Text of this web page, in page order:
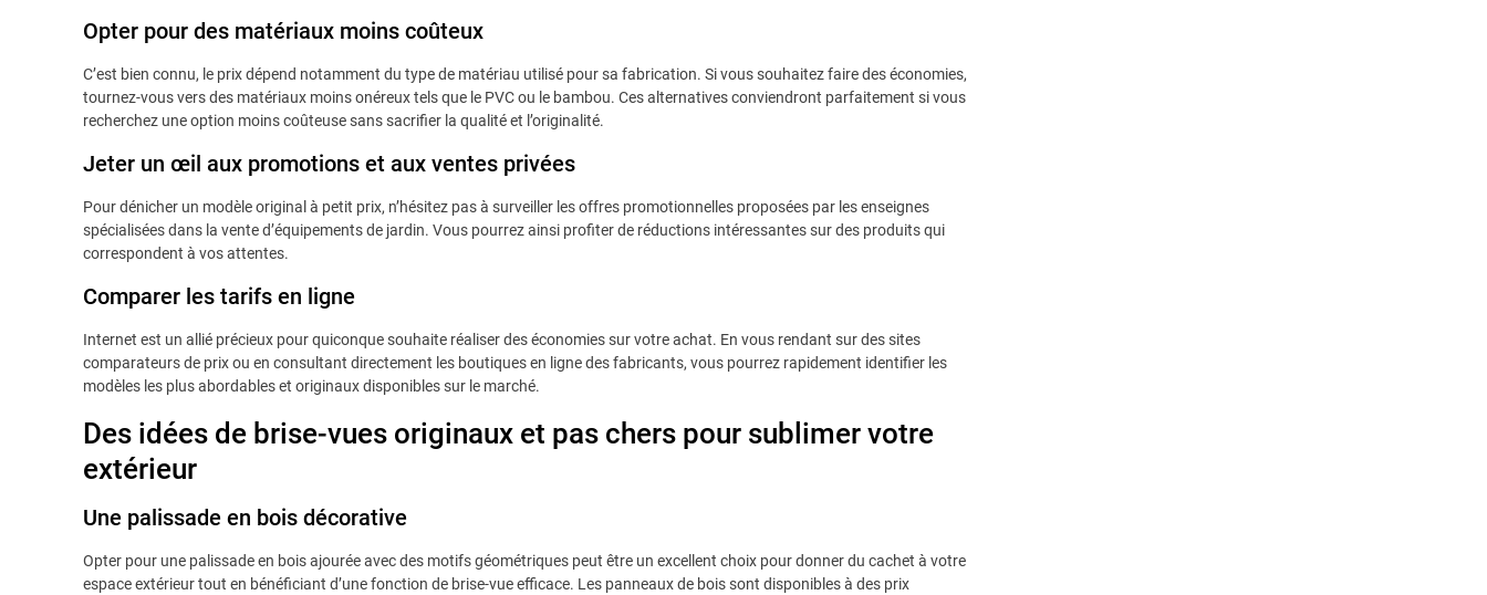
Opter pour des matériaux moins coûteux
C’est bien connu, le prix dépend notamment du type de matériau utilisé pour sa fabrication. Si vous souhaitez faire des économies,
tournez-vous vers des matériaux moins onéreux tels que le PVC ou le bambou. Ces alternatives conviendront parfaitement si vous
recherchez une option moins coûteuse sans sacrifier la qualité et l’originalité.
Jeter un œil aux promotions et aux ventes privées
Pour dénicher un modèle original à petit prix, n’hésitez pas à surveiller les offres promotionnelles proposées par les enseignes
spécialisées dans la vente d’équipements de jardin. Vous pourrez ainsi profiter de réductions intéressantes sur des produits qui
correspondent à vos attentes.
Comparer les tarifs en ligne
Internet est un allié précieux pour quiconque souhaite réaliser des économies sur votre achat. En vous rendant sur des sites
comparateurs de prix ou en consultant directement les boutiques en ligne des fabricants, vous pourrez rapidement identifier les
modèles les plus abordables et originaux disponibles sur le marché.
Des idées de brise-vues originaux et pas chers pour sublimer votre
extérieur
Une palissade en bois décorative
Opter pour une palissade en bois ajourée avec des motifs géométriques peut être un excellent choix pour donner du cachet à votre
espace extérieur tout en bénéficiant d’une fonction de brise-vue efficace. Les panneaux de bois sont disponibles à des prix